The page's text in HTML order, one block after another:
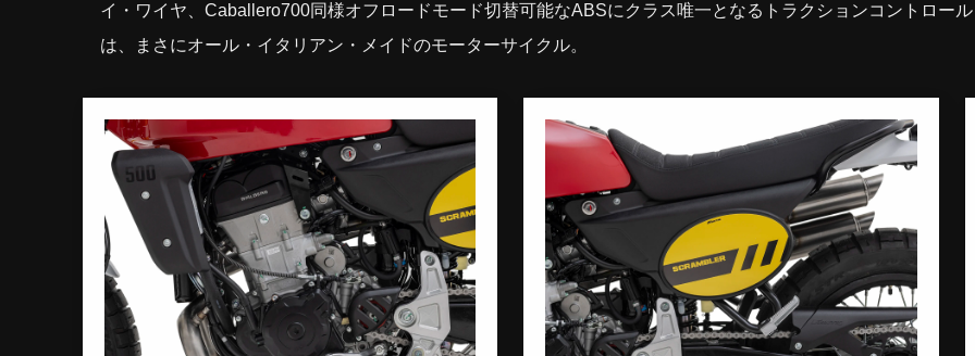
イ・ワイヤ、Caballero700同様オフロードモード切替可能なABSにクラス唯一となるトラクションコントロー
は、まさにオール・イタリアン・メイドのモーターサイクル。